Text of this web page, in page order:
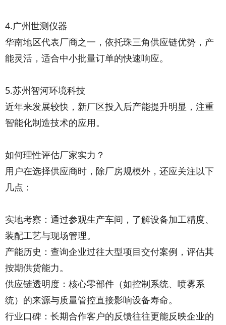
4.广州世测仪器
华南地区代表厂商之一，依托珠三角供应链优势，产
能灵活，适合中小批量订单的快速响应。
5.苏州智河环境科技
近年来发展较快，新厂区投入后产能提升明显，注重
智能化制造技术的应用。
如何理性评估厂家实力？
用户在选择供应商时，除厂房规模外，还应关注以下
几点：
实地考察：通过参观生产车间，了解设备加工精度、
装配工艺与现场管理。
产能历史：查询企业过往大型项目交付案例，评估其
按期供货能力。
供应链透明度：核心零部件（如控制系统、喷雾系
统）的来源与质量管控直接影响设备寿命。
行业口碑：长期合作客户的反馈往往更能反映企业的